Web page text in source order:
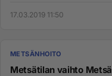
17.03.2019 11:50
METSÄNHOITO
Metsätilan vaihto